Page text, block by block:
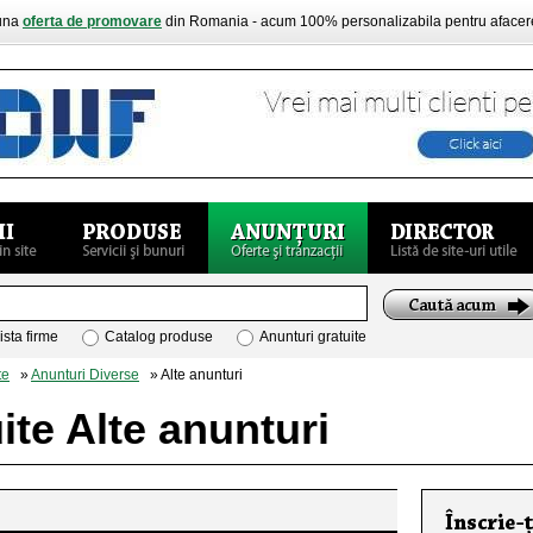
oferta de promovare din Romania - acum 100% personalizabila pentru
firme Catalog produse Anunturi gratuite
»Anunturi Diverse » Alte anunturi
Alte anunturi